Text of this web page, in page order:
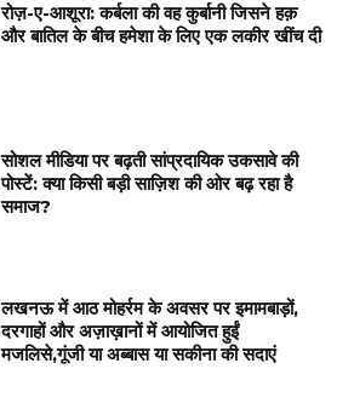
रोज़-ए-आशूरा: कर्बला की वह कुर्बानी जिसने हक़
और बातिल के बीच हमेशा के लिए एक लकीर खींच दी
सोशल मीडिया पर बढ़ती सांप्रदायिक उकसावे की
पोस्टें: क्या किसी बड़ी साज़िश की ओर बढ़ रहा है
समाज?
लखनऊ में आठ मोहर्रम के अवसर पर इमामबाड़ों,
दरगाहों और अज़ाख़ानों में आयोजित हुईं
मजलिसे,गूंजी या अब्बास या सकीना की सदाएं